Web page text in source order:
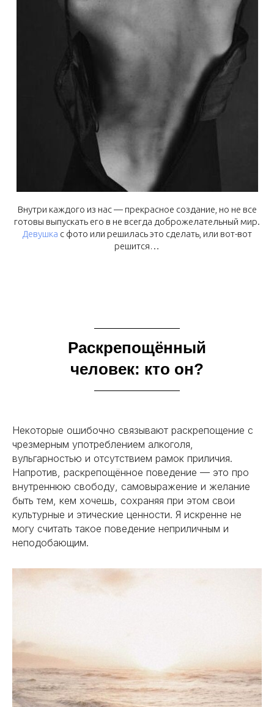
Внутри каждого из нас — прекрасное создание, но не все
готовы выпускать его в не всегда доброжелательный мир.
Девушка с фото или решилась это сделать, или вот-вот
решится…
Раскрепощённый
человек: кто он?
Некоторые ошибочно связывают раскрепощение с
чрезмерным употреблением алкоголя,
вульгарностью и отсутствием рамок приличия.
Напротив, раскрепощённое поведение — это про
внутреннюю свободу, самовыражение и желание
быть тем, кем хочешь, сохраняя при этом свои
культурные и этические ценности. Я искренне не
могу считать такое поведение неприличным и
неподобающим.